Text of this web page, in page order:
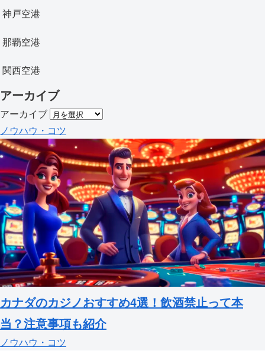
神戸空港
那覇空港
関西空港
アーカイブ
アーカイブ
ノウハウ・コツ
カナダのカジノおすすめ4選！飲酒禁止って本
当？注意事項も紹介
ノウハウ・コツ